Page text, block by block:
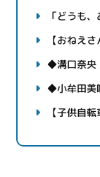
「どうも
【おねえ
◆溝口奈央
◆小牟田美
【子供自